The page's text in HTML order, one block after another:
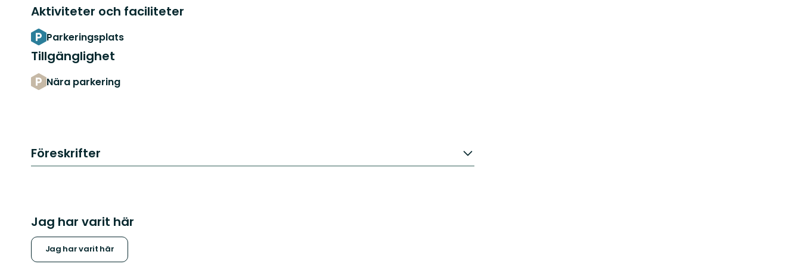
Aktiviteter och faciliteter
Parkeringsplats
Tillgänglighet
Nära parkering
Föreskrifter
Jag har varit här
Jag har varit här